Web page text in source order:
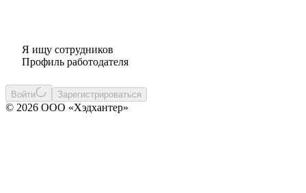
Я ищу сотрудников
Профиль работодателя
Войти Зарегистрироваться
© 2026 ООО «Хэдхантер»